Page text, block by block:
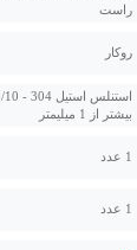
راست
روکار
بیشتر از 1 میلیمتر
1 عدد
1 عدد